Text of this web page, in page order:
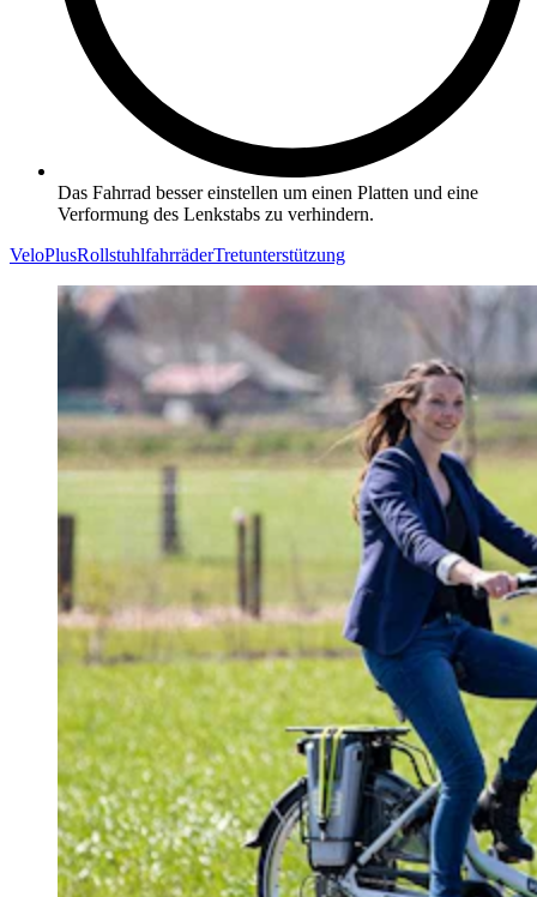
Das Fahrrad besser einstellen um einen Platten und eine
Verformung des Lenkstabs zu verhindern.
VeloPlusRollstuhlfahrräderTretunterstützung